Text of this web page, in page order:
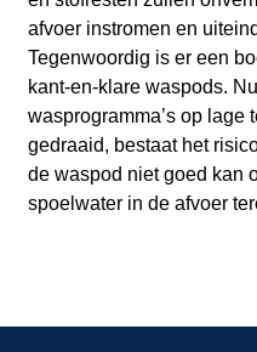
afvoer instromen en
Tegenwoordig is er een
kant-en-klare waspods.
wasprogramma’s op lage
gedraaid, bestaat het
de waspod niet goed kan
spoelwater in de afvoer